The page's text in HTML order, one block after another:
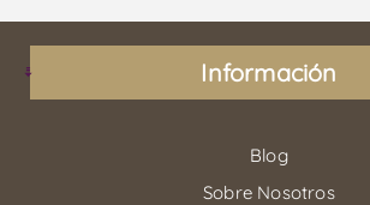
Información
Blog
Sobre Nosotros